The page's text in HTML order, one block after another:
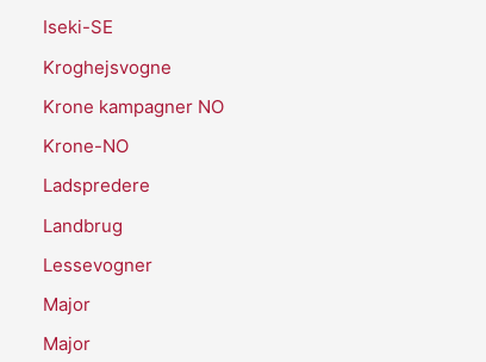
Iseki-SE
Kroghejsvogne
Krone kampagner NO
Krone-NO
Ladspredere
Landbrug
Lessevogner
Major
Major